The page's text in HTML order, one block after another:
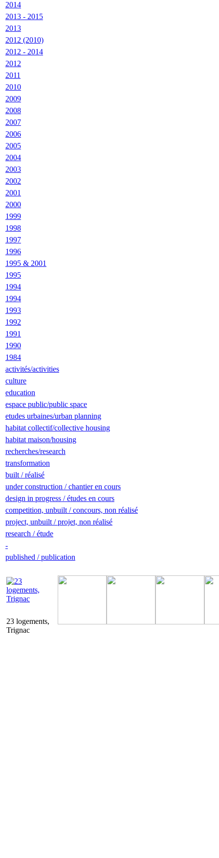
2014
2013 - 2015
2013
2012 (2010)
2012 - 2014
2012
2011
2010
2009
2008
2007
2006
2005
2004
2003
2002
2001
2000
1999
1998
1997
1996
1995 & 2001
1995
1994
1994
1993
1992
1991
1990
1984
activités/activities
culture
education
espace public/public space
etudes urbaines/urban planning
habitat collectif/collective housing
habitat maison/housing
recherches/research
transformation
built / réalisé
under construction / chantier en cours
design in progress / études en cours
competition, unbuilt / concours, non réalisé
project, unbuilt / projet, non réalisé
research / étude
-
published / publication
23 logements,
Trignac